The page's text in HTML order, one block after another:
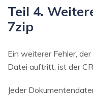
Teil 4.
7zip
Ein weiterer Fehler,
Datei auftritt, ist der
Jeder